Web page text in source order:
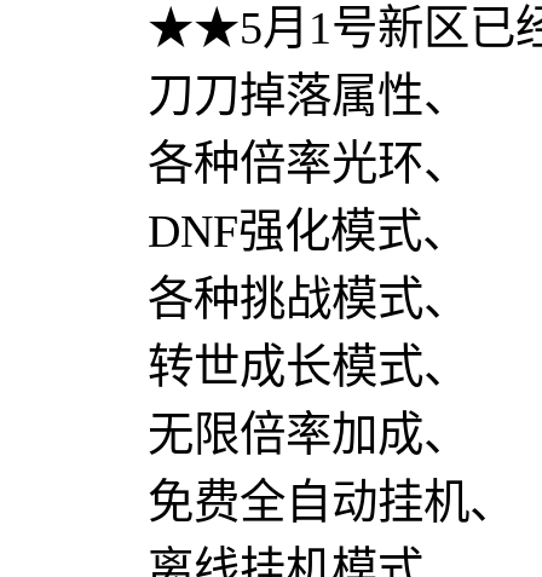
★★5月1号新区
刀刀掉落属性、
各种倍率光环、
DNF强化模式、
各种挑战模式、
转世成长模式、
无限倍率加成、
免费全自动挂机、